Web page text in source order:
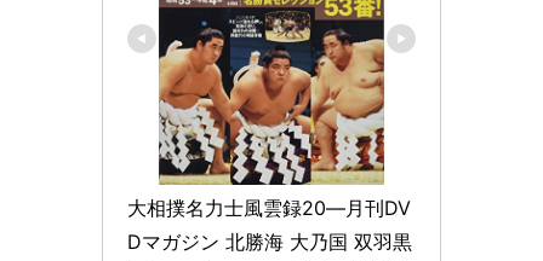
大相撲名力士風雲録20―月刊DV
Dマガジン 北勝海 大乃国 双羽黒